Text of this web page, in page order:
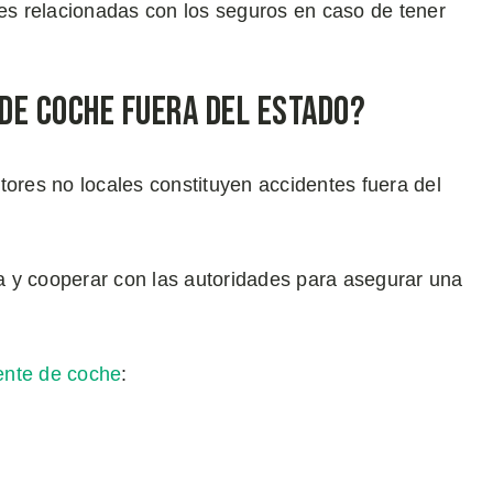
relacionadas con los seguros en caso de tener
Coche Fuera del Estado?
no locales constituyen accidentes fuera del
cooperar con las autoridades para asegurar una
de coche: